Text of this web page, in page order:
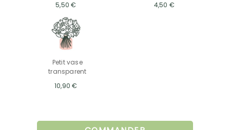
5,50 €
4,50 €
Petit vase
transparent
10,90 €